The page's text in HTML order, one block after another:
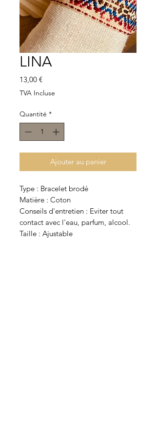
LINA
13,00 €Prix
TVA Incluse
Quantité *
Ajouter au panier
Type : Bracelet brodé
Matière : Coton
Conseils d'entretien : Eviter tout
contact avec l'eau, parfum, alcool.
Taille : Ajustable